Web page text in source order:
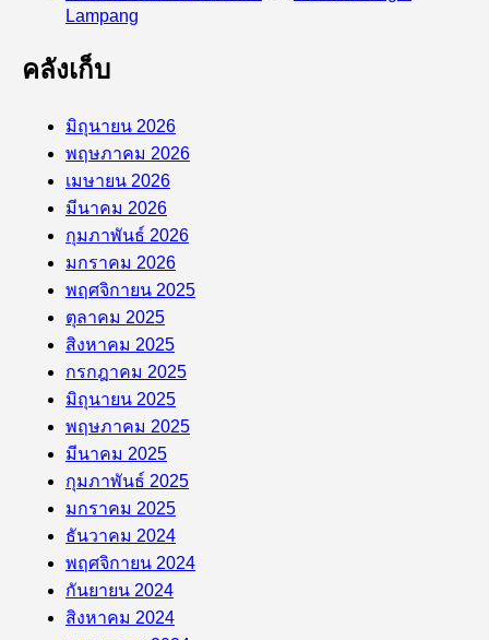
Lampang
คลังเก็บ
มิถุนายน 2026
พฤษภาคม 2026
เมษายน 2026
มีนาคม 2026
กุมภาพันธ์ 2026
มกราคม 2026
พฤศจิกายน 2025
ตุลาคม 2025
สิงหาคม 2025
กรกฎาคม 2025
มิถุนายน 2025
พฤษภาคม 2025
มีนาคม 2025
กุมภาพันธ์ 2025
มกราคม 2025
ธันวาคม 2024
พฤศจิกายน 2024
กันยายน 2024
สิงหาคม 2024